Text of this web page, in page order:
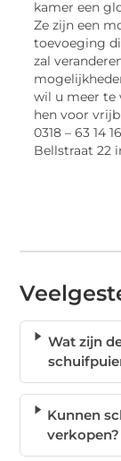
kamer een
Ze zijn een
toevoeging
zal
wil u meer te
hen voor
0318 – 63 14
Bellstraat 22
Wat zijn
Kunnen
verkopen?